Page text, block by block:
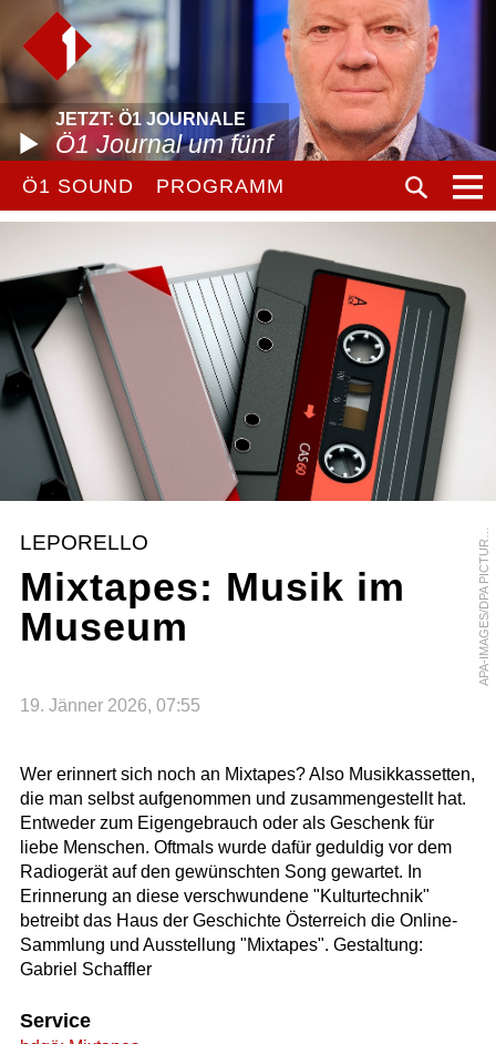
JETZT: Ö1 JOURNALE
Ö1 Journal um fünf
Ö1 SOUND PROGRAMM
A
P
A
-
I
M
A
G
E
S
/
D
P
A
P
I
C
T
U
R
E
A
L
L
I
A
N
C
E
/
C
I
G
D
E
M
S
I
M
S
E
K
LEPORELLO
Mixtapes: Musik im
Museum
19. Jänner 2026, 07:55
Wer erinnert sich noch an Mixtapes? Also Musikkassetten,
die man selbst aufgenommen und zusammengestellt hat.
Entweder zum Eigengebrauch oder als Geschenk für
liebe Menschen. Oftmals wurde dafür geduldig vor dem
Radiogerät auf den gewünschten Song gewartet. In
Erinnerung an diese verschwundene "Kulturtechnik"
betreibt das Haus der Geschichte Österreich die Online-
Sammlung und Ausstellung "Mixtapes". Gestaltung:
Gabriel Schaffler
Service